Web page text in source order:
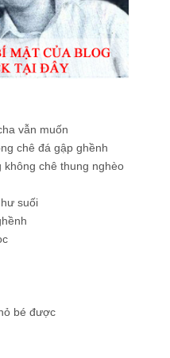
vẫn muốn
chê đá gập ghềnh
không chê thung nghèo
suối
bé được